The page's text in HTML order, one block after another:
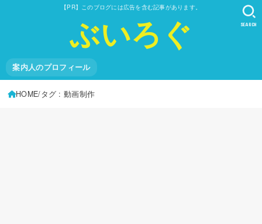
【PR】このブログには広告を含む記事があります。
ぶいろぐ
案内人のプロフィール
SEARCH
HOME タグ : 動画制作